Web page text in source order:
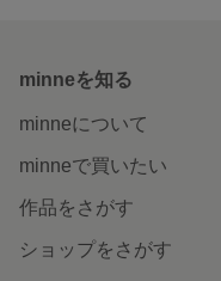
minneを知る
minneについて
minneで買いたい
作品をさがす
ショップをさがす